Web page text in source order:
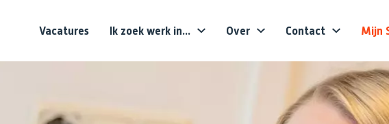
Vacatures Ik zoek werk in... Over Contact Mijn
Achternaam